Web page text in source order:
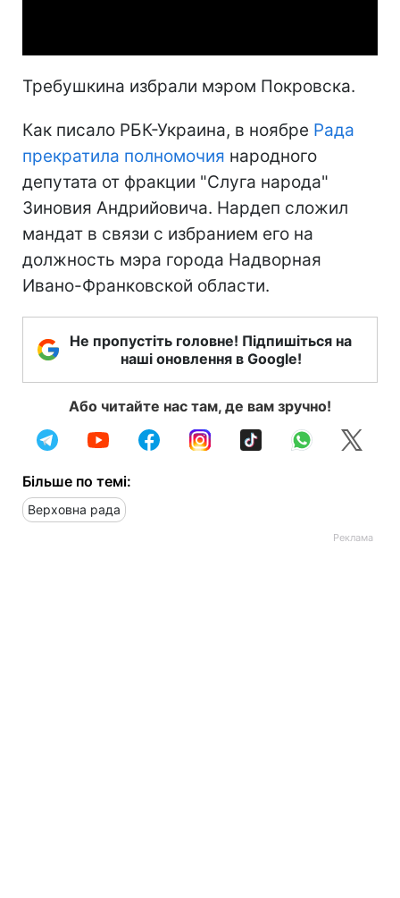
Требушкина избрали мэром Покровска.
Как писало РБК-Украина, в ноябре Рада
прекратила полномочия народного
депутата от фракции "Слуга народа"
Зиновия Андрийовича. Нардеп сложил
мандат в связи с избранием его на
должность мэра города Надворная
Ивано-Франковской области.
Не пропустіть головне! Підпишіться на
наші оновлення в Google!
Або читайте нас там, де вам зручно!
Більше по темі:
Верховна рада